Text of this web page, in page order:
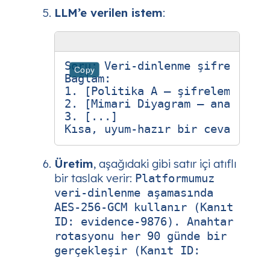
LLM’e verilen istem:
Copy
Soru: Veri‑dinlenme şifreleme
Bağlam:
1. [Politika A – şifreleme
2. [Mimari Diyagram – anahtar
3. [...]
Üretim, aşağıdaki gibi satır içi atıflı
bir taslak verir: Platformumuz
veri‑dinlenme aşamasında
AES‑256‑GCM kullanır (Kanıt
ID: evidence‑9876). Anahtar
rotasyonu her 90 günde bir
gerçekleşir (Kanıt ID: